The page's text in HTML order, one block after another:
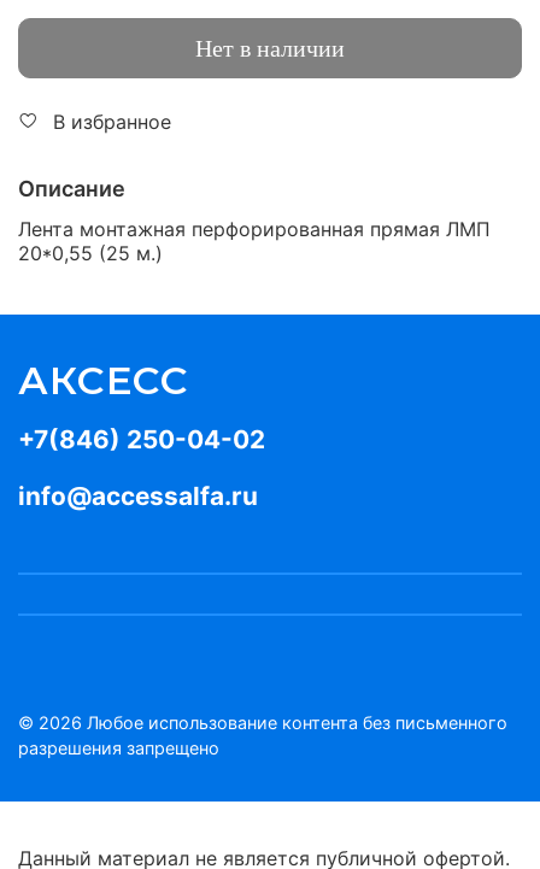
Нет в наличии
В избранное
Описание
Лента монтажная перфорированная прямая ЛМП
20*0,55 (25 м.)
+7(846) 250-04-02
info@accessalfa.ru
АКСЕСС
© 2026 Любое использование контента без письменного
разрешения запрещено
Данный материал не является публичной офертой.